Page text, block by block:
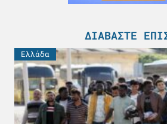
ΔΙΑΒΆΣΤΕ
Ελλάδα